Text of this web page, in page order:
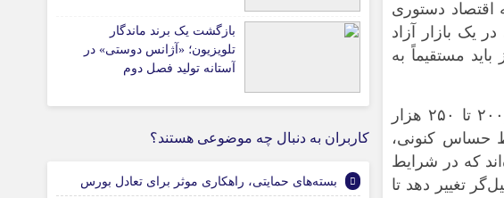
۴۰ ساله نشان می‌دهد که اقتصاد دستوری
یک بازار آزاد
دولتی نیز باید مستقیماً به
ابراهیمی با اشاره به قیمت‌های فعلی مرغ (حدود ۳۲۰ تا ۳۵۰ هزار تومان) و تخم‌مرغ (۲۰۰ تا ۲۵۰ هزار
حساس کنونی،
که در شرایط
تغییر دهد تا
بازگشت یک برند ماندگار
تلویزیون؛ «آژانس دوستی» در
آستانه تولید فصل دوم
کاربران به دنبال چه موضوعی هستند؟
بسته‌های حمایتی، راهکاری موثر برای تعادل بورس